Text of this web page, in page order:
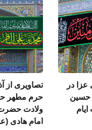
در
حسین
تصاویری از
حرم مطهر
ولادت
امام هادی